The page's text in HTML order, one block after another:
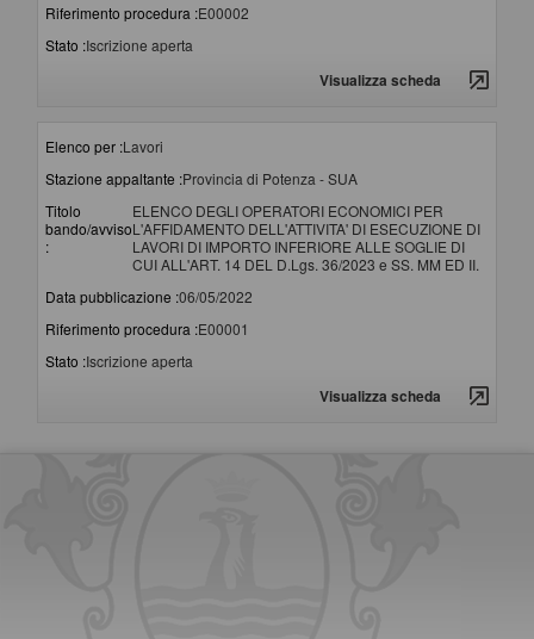
Riferimento procedura :E00002
Stato :Iscrizione aperta
Visualizza scheda
Elenco per :Lavori
Stazione appaltante :Provincia di Potenza - SUA
Titolo
bando/avviso
:
ELENCO DEGLI OPERATORI ECONOMICI PER
L'AFFIDAMENTO DELL'ATTIVITA' DI ESECUZIONE DI
LAVORI DI IMPORTO INFERIORE ALLE SOGLIE DI
CUI ALL'ART. 14 DEL D.Lgs. 36/2023 e SS. MM ED II.
Data pubblicazione :06/05/2022
Riferimento procedura :E00001
Stato :Iscrizione aperta
Visualizza scheda